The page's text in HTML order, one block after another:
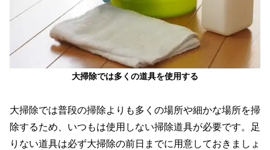
大掃除では多くの道具を使用する
大掃除では普段の掃除よりも多くの場所や細かな場所を掃
除するため、いつもは使用しない掃除道具が必要です。足
りない道具は必ず大掃除の前日までに用意しておきましょ